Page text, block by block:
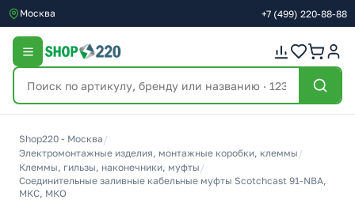
Москва +7 (499) 220-88-88
Shop220 - Москва /
Электромонтажные изделия, монтажные коробки, клеммы /
Клеммы, гильзы, наконечники, муфты /
Соединительные заливные кабельные муфты Scotchcast 91-NBA,
МКС, МКО